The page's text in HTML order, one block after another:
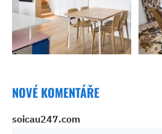
NOVÉ KOMENTÁŘE
soicau247.com